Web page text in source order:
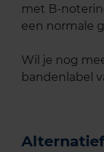
met B-
een normale
Wil je nog
bandenlabel